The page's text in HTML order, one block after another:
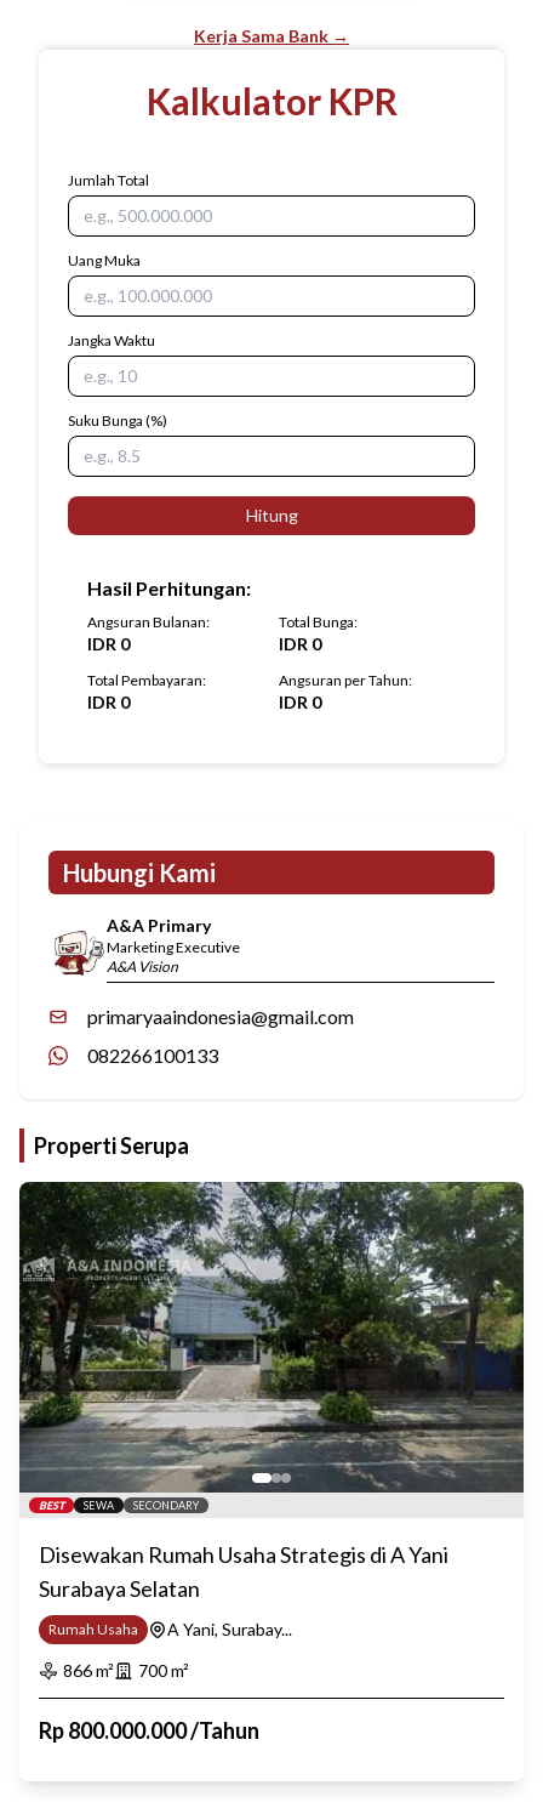
Kerja Sama Bank →
Kalkulator KPR
Jumlah Total
Uang Muka
Jangka Waktu
Suku Bunga (%)
Hitung
Hasil Perhitungan:
Angsuran Bulanan:
IDR 0
Total Bunga:
IDR 0
Total Pembayaran:
IDR 0
Angsuran per Tahun:
IDR 0
Hubungi Kami
A&A Primary
Marketing Executive
A&A Vision
primaryaaindonesia@gmail.com
082266100133
Properti Serupa
BEST SEWA SECONDARY
Disewakan Rumah Usaha Strategis di A Yani
Surabaya Selatan
Rumah Usaha
A Yani, Surabay...
866m² 700m²
Rp800.000.000/Tahun